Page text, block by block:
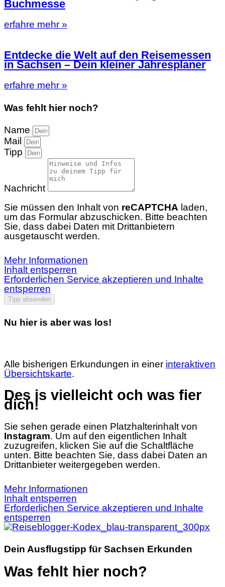
Buchmesse
erfahre mehr »
Entdecke die Welt auf den Reisemessen
in Sachsen – Dein kleiner Jahresplaner
erfahre mehr »
Was fehlt hier noch?
Name
Mail
Tipp
Nachricht
Sie müssen den Inhalt von reCAPTCHA laden,
um das Formular abzuschicken. Bitte beachten
Sie, dass dabei Daten mit Drittanbietern
ausgetauscht werden.
Mehr Informationen
Inhalt entsperren
Erforderlichen Service akzeptieren und Inhalte
entsperren
Tipp absenden
Nu hier is aber was los!
Alle bisherigen Erkundungen in einer interaktiven
Übersichtskarte.
Des is vielleicht och was fier
dich!
Sie sehen gerade einen Platzhalterinhalt von
Instagram. Um auf den eigentlichen Inhalt
zuzugreifen, klicken Sie auf die Schaltfläche
unten. Bitte beachten Sie, dass dabei Daten an
Drittanbieter weitergegeben werden.
Mehr Informationen
Inhalt entsperren
Erforderlichen Service akzeptieren und Inhalte
entsperren
Dein Ausflugstipp für Sachsen Erkunden
Was fehlt hier noch?